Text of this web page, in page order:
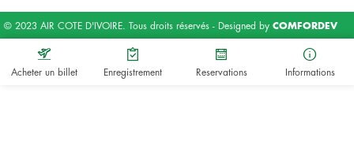
© 2023 AIR COTE D'IVOIRE. Tous droits réservés - Designed by COMFORDEV
Acheter un billet Enregistrement Reservations Informations